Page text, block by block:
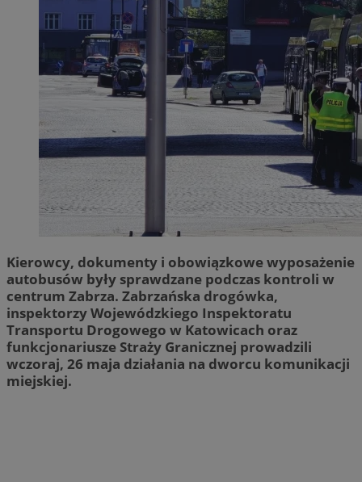
Kierowcy, dokumenty i obowiązkowe wyposażenie
autobusów były sprawdzane podczas kontroli w
centrum Zabrza. Zabrzańska drogówka,
inspektorzy Wojewódzkiego Inspektoratu
Transportu Drogowego w Katowicach oraz
funkcjonariusze Straży Granicznej prowadzili
wczoraj, 26 maja działania na dworcu komunikacji
miejskiej.